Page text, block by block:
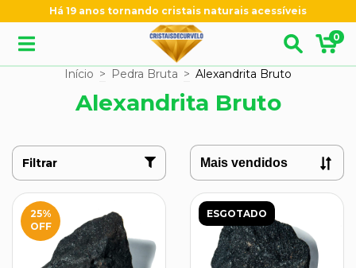
Há 19 anos tornando cristais naturais acessíveis
0
Início > Pedra Bruta > Alexandrita Bruto
Alexandrita Bruto
Filtrar
25%
OFF
ESGOTADO